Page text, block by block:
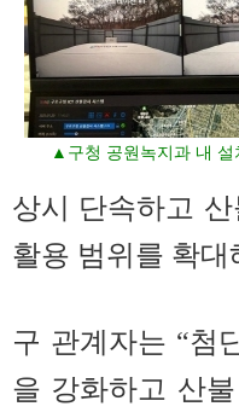
▲구청 공원녹지과 내 설
상시 단속하고
활용 범위를 확
구 관계자는 “첨
을 강화하고 산